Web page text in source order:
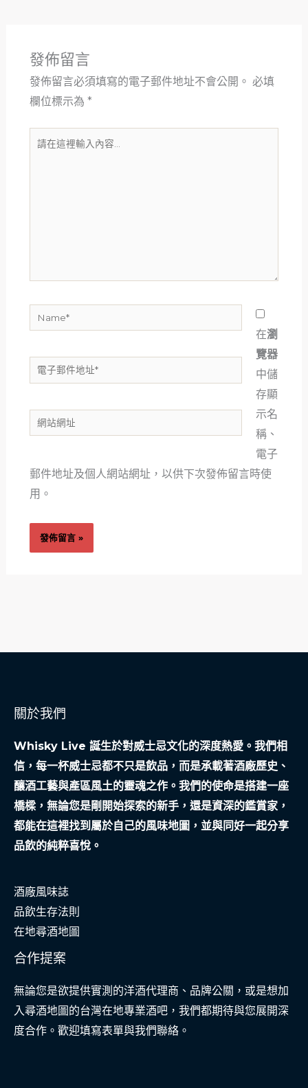
發佈留言
發佈留言必須填寫的電子郵件地址不會公開。 必填
欄位標示為 *
請
Name*
電
子
件
址
*
網
站
址
在瀏
覽器
中儲
存顯
示名
稱、
電子
郵件地址及個人網站網址，以供下次發佈留言時使
用。
關於我們
Whisky Live 誕生於對威士忌文化的深度熱愛。我們相
信，每一杯威士忌都不只是飲品，而是承載著酒廠歷史、
釀酒工藝與產區風土的靈魂之作。我們的使命是搭建一座
橋樑，無論您是剛開始探索的新手，還是資深的鑑賞家，
都能在這裡找到屬於自己的風味地圖，並與同好一起分享
品飲的純粹喜悅。
酒廠風味誌
品飲生存法則
在地尋酒地圖
合作提案
無論您是欲提供實測的洋酒代理商、品牌公關，或是想加
入尋酒地圖的台灣在地專業酒吧，我們都期待與您展開深
度合作。歡迎填寫表單與我們聯絡。